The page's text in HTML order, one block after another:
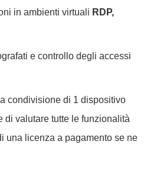
in ambienti virtuali RDP,
e controllo degli accessi
condivisione di 1 dispositivo
di valutare tutte le funzionalità
una licenza a pagamento se ne